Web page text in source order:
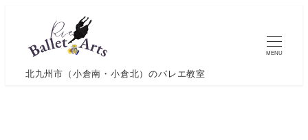
北九州市（小倉南・小倉北）のバレエ教室
MENU